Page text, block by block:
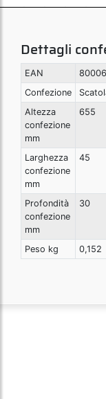
Dettagli
EAN
Confezione
Altezza
confezione
mm
655
Larghezza
confezione
mm
45
Profondità
confezione
mm
30
Peso kg 0,152